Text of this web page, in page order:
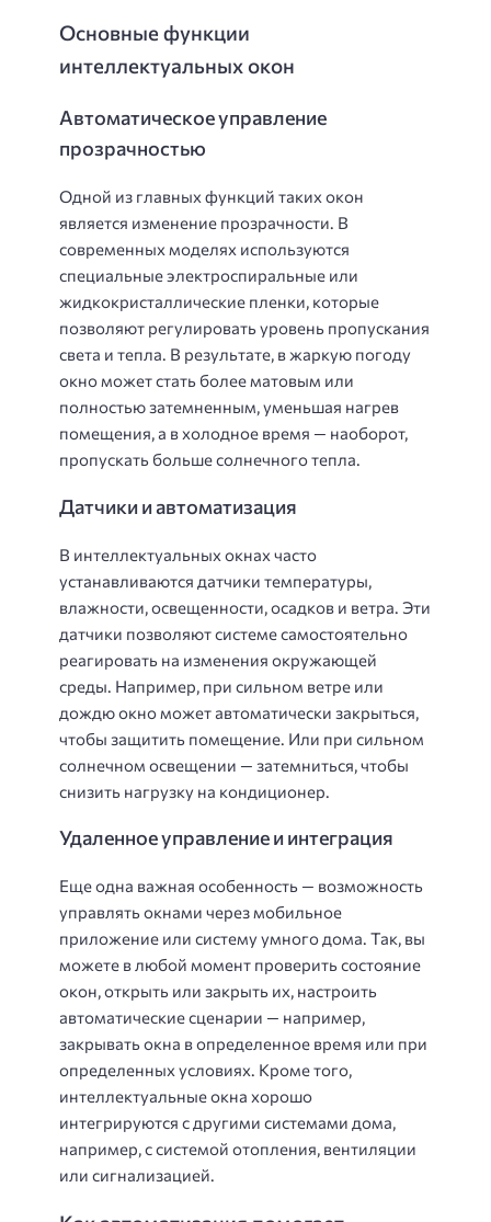
Основные функции
интеллектуальных окон
Автоматическое управление
прозрачностью
Одной из главных функций таких окон
является изменение прозрачности. В
современных моделях используются
специальные электроспиральные или
жидкокристаллические пленки, которые
позволяют регулировать уровень пропускания
света и тепла. В результате, в жаркую погоду
окно может стать более матовым или
полностью затемненным, уменьшая нагрев
помещения, а в холодное время — наоборот,
пропускать больше солнечного тепла.
Датчики и автоматизация
В интеллектуальных окнах часто
устанавливаются датчики температуры,
влажности, освещенности, осадков и ветра. Эти
датчики позволяют системе самостоятельно
реагировать на изменения окружающей
среды. Например, при сильном ветре или
дождю окно может автоматически закрыться,
чтобы защитить помещение. Или при сильном
солнечном освещении — затемниться, чтобы
снизить нагрузку на кондиционер.
Удаленное управление и интеграция
Еще одна важная особенность — возможность
управлять окнами через мобильное
приложение или систему умного дома. Так, вы
можете в любой момент проверить состояние
окон, открыть или закрыть их, настроить
автоматические сценарии — например,
закрывать окна в определенное время или при
определенных условиях. Кроме того,
интеллектуальные окна хорошо
интегрируются с другими системами дома,
например, с системой отопления, вентиляции
или сигнализацией.